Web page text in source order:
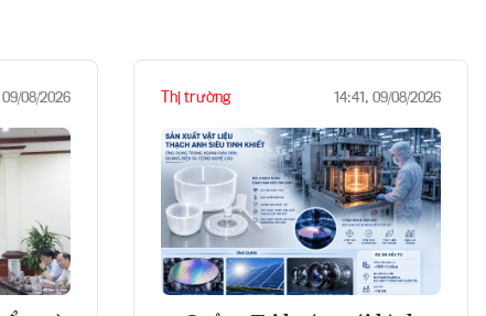
09/08/2026 Thị trường 14:41, 09/08/2026